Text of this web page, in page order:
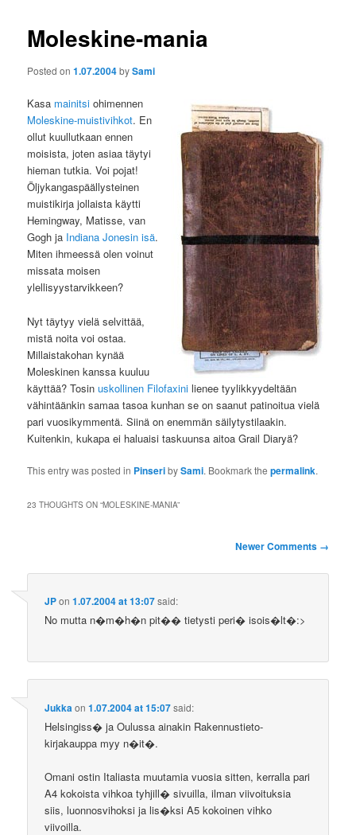
Moleskine-mania
Posted on1.07.2004bySami
Kasa mainitsi ohimennen
Moleskine-muistivihkot. En
ollut kuullutkaan ennen
moisista, joten asiaa täytyi
hieman tutkia. Voi pojat!
Öljykangaspäällysteinen
muistikirja jollaista käytti
Hemingway, Matisse, van
Gogh ja Indiana Jonesin isä.
Miten ihmeessä olen voinut
missata moisen
ylellisyystarvikkeen?
Nyt täytyy vielä selvittää,
mistä noita voi ostaa.
Millaistakohan kynää
Moleskinen kanssa kuuluu
käyttää? Tosinuskollinen Filofaxini lienee tyylikkyydeltään
vähintäänkin samaa tasoa kunhan se on saanut patinoitua vielä
pari vuosikymmentä. Siinä on enemmän säilytystilaakin.
Kuitenkin, kukapa ei haluaisi taskuunsa aitoa Grail Diaryä?
This entry was posted in PinseribySami. Bookmark thepermalink.
23 THOUGHTS ON “MOLESKINE-MANIA”
Newer Comments →
JPon1.07.2004 at 13:07said:
No mutta n�m�h�n pit�� tietysti peri� isois�lt�:>
Jukka on1.07.2004 at 15:07said:
Helsingiss� ja Oulussa ainakin Rakennustieto-
kirjakauppa myy n�it�.
Omani ostin Italiasta muutamia vuosia sitten, kerralla pari
A4 kokoista vihkoa tyhjill� sivuilla, ilman viivoituksia
siis, luonnosvihoksi ja lis�ksi A5 kokoinen vihko
viivoilla.